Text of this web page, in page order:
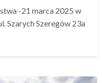
-21 marca 2025 w
Szarych Szeregów 23a